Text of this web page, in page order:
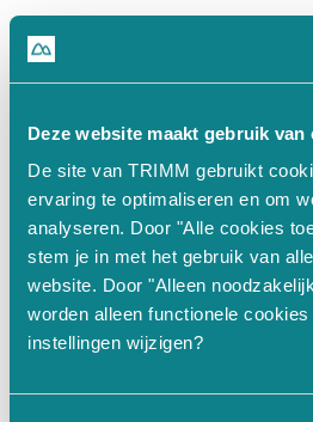
Deze website maakt gebruik van
De site van TRIMM gebruikt
ervaring te optimaliseren en om
analyseren. Door "Alle cookies
stem je in met het gebruik van
website. Door "Alleen
worden alleen functionele
instellingen wijzigen?
500
n.split(...).at is not a
at Un (https://
at Hi (https://
at JI.fn